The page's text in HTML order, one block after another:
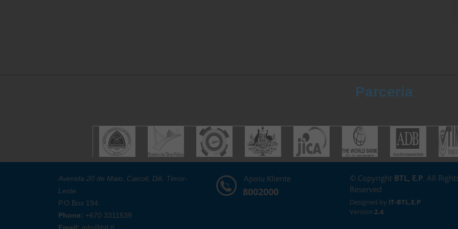
Parceria
Avenida 20 de Maio, Caicoli, Dili, Timor-
Leste
P.O.Box 194.
Phone: +670 3311539
Apoiu Kliente
8002000
© Copyright BTL, E.P. All
Reserved
Designed by IT-BTL,E.P
Version 2.4